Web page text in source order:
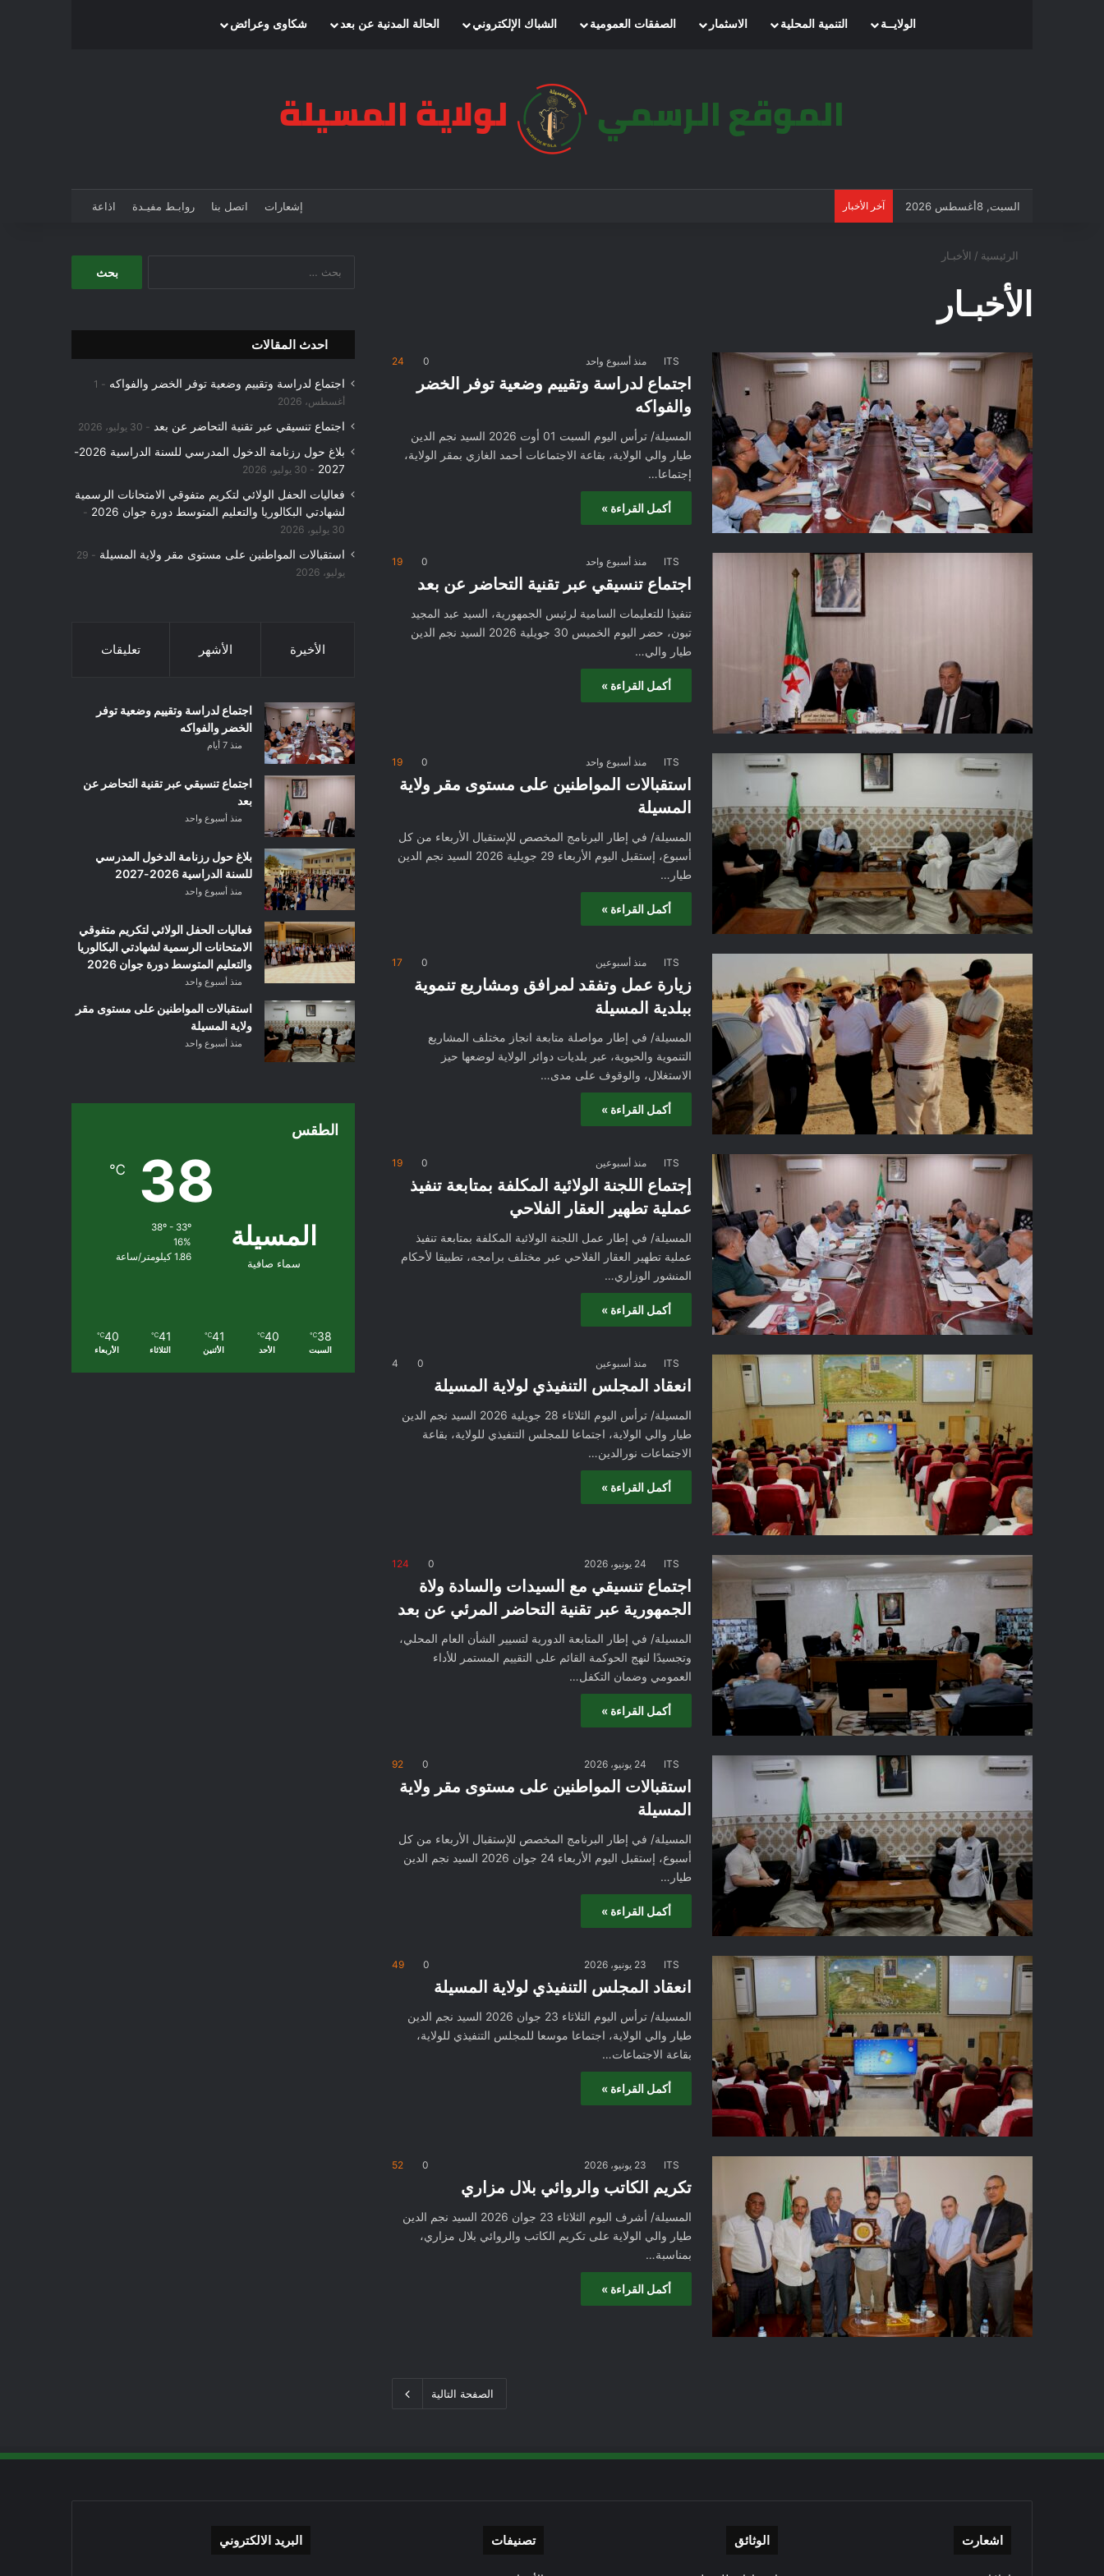
الرئيسيةالولايــة التنمية المحلية الاسثمار الصفقات العمومية الشباك الإلكتروني الحالة المدنية عن بعد شكاوى وعرائض
السبت, 8أغسطس 2026 آخر الأخبار إشعارات اتصل بنا روابـط مفيـدة اذاعة
الرئيسية / الأخبـار
الأخبـار
ITS منذ أسبوع واحد 0
24
اجتماع لدراسة وتقييم وضعية توفر الخضر
والفواكه
المسيلة/ ترأس اليوم السبت 01 أوت 2026 السيد نجم الدين
طيار والي الولاية، بقاعة الاجتماعات أحمد الغازي بمقر الولاية،
إجتماعا…
أكمل القراءة »
ITS منذ أسبوع واحد 0
19
اجتماع تنسيقي عبر تقنية التحاضر عن بعد
تنفيذا للتعليمات السامية لرئيس الجمهورية، السيد عبد المجيد
تبون، حضر اليوم الخميس 30 جويلية 2026 السيد نجم الدين
طيار والي…
أكمل القراءة »
ITS منذ أسبوع واحد 0
19
استقبالات المواطنين على مستوى مقر ولاية
المسيلة
المسيلة/ في إطار البرنامج المخصص للإستقبال الأربعاء من كل
أسبوع، إستقبل اليوم الأربعاء 29 جويلية 2026 السيد نجم الدين
طيار…
أكمل القراءة »
ITS منذ أسبوعين 0
17
زيارة عمل وتفقد لمرافق ومشاريع تنموية
ببلدية المسيلة
المسيلة/ في إطار مواصلة متابعة انجاز مختلف المشاريع
التنموية والحيوية، عبر بلديات دوائر الولاية لوضعها حيز
الاستغلال، والوقوف على مدى…
أكمل القراءة »
ITS منذ أسبوعين 0
19
إجتماع اللجنة الولائية المكلفة بمتابعة تنفيذ
عملية تطهير العقار الفلاحي
المسيلة/ في إطار عمل اللجنة الولائية المكلفة بمتابعة تنفيذ
عملية تطهير العقار الفلاحي عبر مختلف برامجه، تطبيقا لأحكام
المنشور الوزاري…
أكمل القراءة »
ITS منذ أسبوعين 0
4
انعقاد المجلس التنفيذي لولاية المسيلة
المسيلة/ ترأس اليوم الثلاثاء 28 جويلية 2026 السيد نجم الدين
طيار والي الولاية، اجتماعا للمجلس التنفيذي للولاية، بقاعة
الاجتماعات نورالدين…
أكمل القراءة »
ITS 24 يونيو، 2026 0
124
اجتماع تنسيقي مع السيدات والسادة ولاة
الجمهورية عبر تقنية التحاضر المرئي عن بعد
المسيلة/ في إطار المتابعة الدورية لتسيير الشأن العام المحلي،
وتجسيدًا لنهج الحوكمة القائم على التقييم المستمر للأداء
العمومي وضمان التكفل…
أكمل القراءة »
ITS 24 يونيو، 2026 0
92
استقبالات المواطنين على مستوى مقر ولاية
المسيلة
المسيلة/ في إطار البرنامج المخصص للإستقبال الأربعاء من كل
أسبوع، إستقبل اليوم الأربعاء 24 جوان 2026 السيد نجم الدين
طيار…
أكمل القراءة »
ITS 23 يونيو، 2026 0
49
انعقاد المجلس التنفيذي لولاية المسيلة
المسيلة/ ترأس اليوم الثلاثاء 23 جوان 2026 السيد نجم الدين
طيار والي الولاية، اجتماعا موسعا للمجلس التنفيذي للولاية،
بقاعة الاجتماعات…
أكمل القراءة »
ITS 23 يونيو، 2026 0
52
تكريم الكاتب والروائي بلال مزاري
المسيلة/ أشرف اليوم الثلاثاء 23 جوان 2026 السيد نجم الدين
طيار والي الولاية على تكريم الكاتب والروائي بلال مزاري،
بمناسبة…
أكمل القراءة »
الصفحة التالية
ث
:
احدث المقالات
اجتماع لدراسة وتقييم وضعية توفر الخضر والفواكه
1
أغسطس، 2026
اجتماع تنسيقي عبر تقنية التحاضر عن بعد 30 يوليو، 2026
بلاغ حول رزنامة الدخول المدرسي للسنة الدراسية 2026-
2027
30 يوليو، 2026
فعاليات الحفل الولائي لتكريم متفوقي الامتحانات الرسمية
لشهادتي البكالوريا والتعليم المتوسط دورة جوان 2026
30 يوليو، 2026
استقبالات المواطنين على مستوى مقر ولاية المسيلة
29
يوليو، 2026
الأخيرة الأشهر تعليقات
اجتماع لدراسة وتقييم وضعية توفر
الخضر والفواكه
منذ 7 أيام
اجتماع تنسيقي عبر تقنية التحاضر عن
بعد
منذ أسبوع واحد
بلاغ حول رزنامة الدخول المدرسي
للسنة الدراسية 2026-2027
منذ أسبوع واحد
فعاليات الحفل الولائي لتكريم متفوقي
الامتحانات الرسمية لشهادتي البكالوريا
والتعليم المتوسط دورة جوان 2026
منذ أسبوع واحد
استقبالات المواطنين على مستوى مقر
ولاية المسيلة
منذ أسبوع واحد
الطقس
المسيلة
سماء صافية
38
℃
38º - 33º
16%
1.86 كيلومتر/ساعة
38
℃
السبت
40
℃
الأحد
41
℃
الأثنين
41
℃
الثلاثاء
40
℃
الأربعاء
اشعارت الوثائق تصنيفات البريد الالكتروني